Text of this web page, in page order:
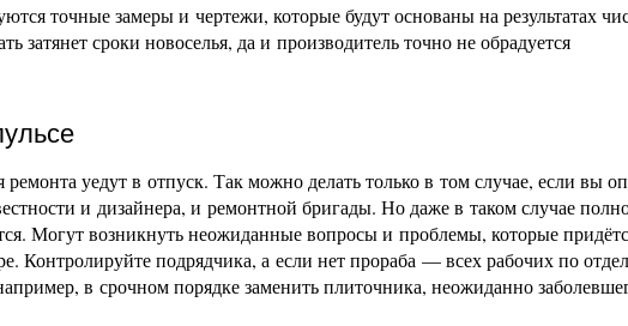
точные замеры и чертежи, которые будут основаны на результатах
затянет сроки новоселья, да и производитель точно не обрадуется
уедут в отпуск. Так можно делать только в том случае, если вы
и дизайнера, и ремонтной бригады. Но даже в таком случае
Могут возникнуть неожиданные вопросы и проблемы, которые
Контролируйте подрядчика, а если нет прораба — всех рабочих по
в срочном порядке заменить плиточника, неожиданно